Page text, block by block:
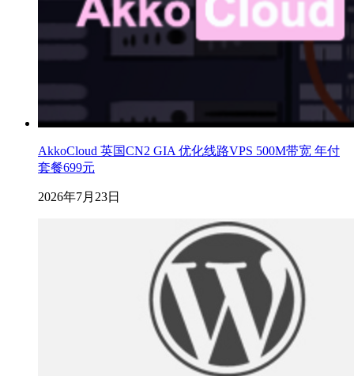
AkkoCloud 英国CN2 GIA 优化线路VPS 500M带宽 年付
套餐699元
2026年7月23日